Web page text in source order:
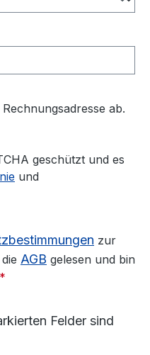
ab.
geschützt und es
und
zur
AGB gelesen und bin
*
Felder sind